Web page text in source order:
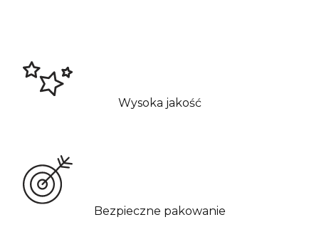
Wysoka jakość
Bezpieczne pakowanie